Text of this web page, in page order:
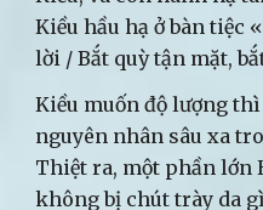
Kiều hầu hạ ở bàn tiệc
lời / Bắt quỳ tận mặt,
Kiều muốn độ lượng
nguyên nhân sâu xa
Thiệt ra, một phần lớn
không bị chút trày da